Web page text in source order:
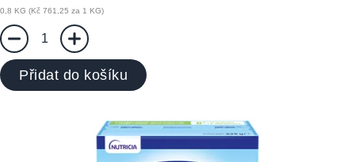
0,8 KG (Kč 761,25 za 1 KG)
1
Přidat do košíku